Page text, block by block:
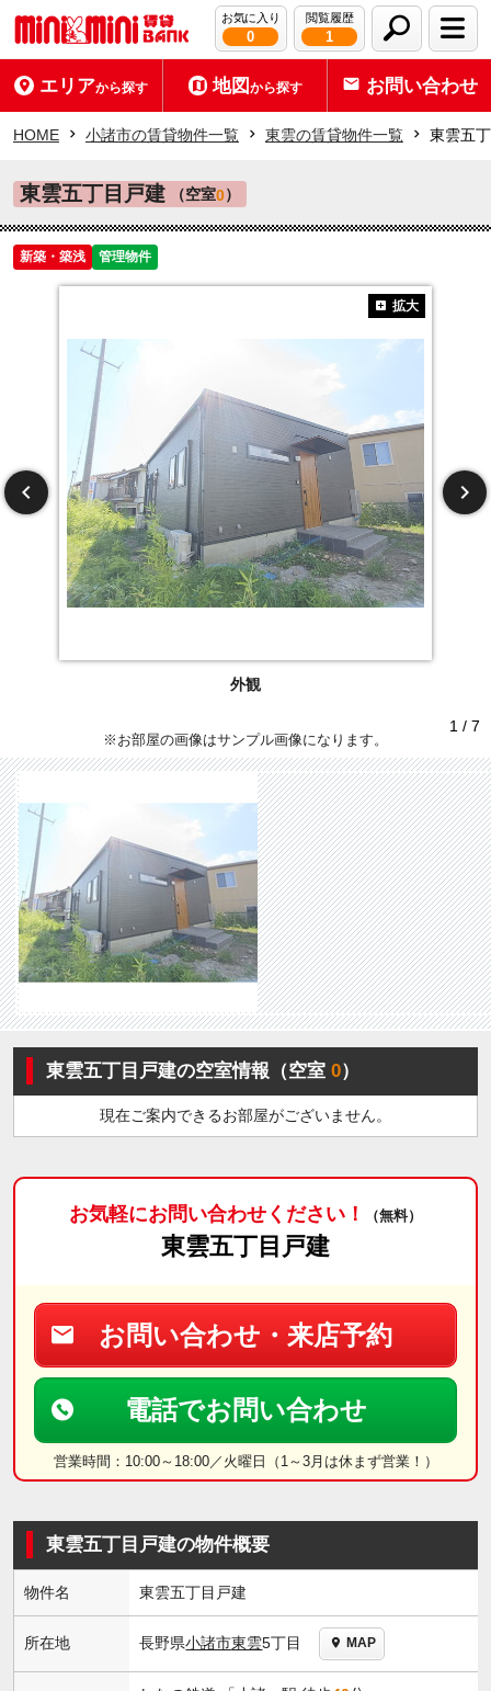
お気に入り
0
閲覧履歴
1
エリアから探す 地図から探す お問い合わせ
HOME 小諸市の賃貸物件一覧 東雲の賃貸物件一覧 東雲五
東雲五丁目戸建 （空室0）
新築・築浅 管理物件
外観
拡大
1 / 7
※お部屋の画像はサンプル画像になります。
東雲五丁目戸建の空室情報（空室0）
現在ご案内できるお部屋がございません。
お気軽にお問い合わせください！ （無料）
東雲五丁目戸建
お問い合わせ・来店予約
電話でお問い合わせ
営業時間：10:00～18:00／火曜日（1～3月は休まず営業！）
東雲五丁目戸建の物件概要
物件名 東雲五丁目戸建
所在地 長野県小諸市東雲5丁目 MAP